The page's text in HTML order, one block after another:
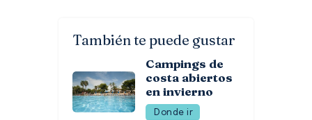
También te puede gustar
Campings de
costa abiertos
en invierno
Donde ir